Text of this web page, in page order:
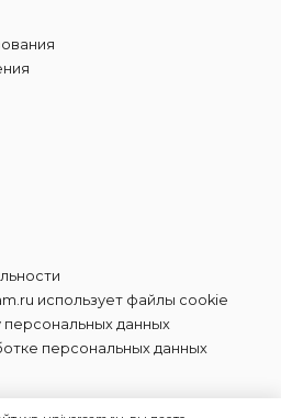
использует файлы cookie
персональных данных
персональных данных